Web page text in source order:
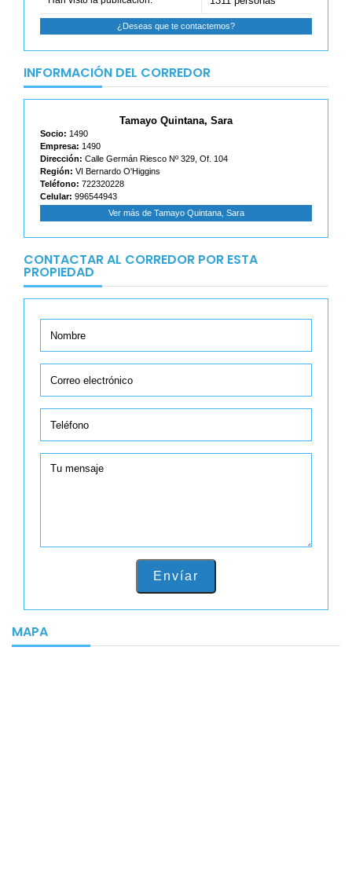
¿Deseas que te contactemos?
INFORMACIÓN DEL CORREDOR
Tamayo Quintana, Sara
Socio: 1490
Empresa: 1490
Dirección: Calle Germán Riesco Nº 329, Of. 104
Región: VI Bernardo O'Higgins
Teléfono: 722320228
Celular: 996544943
Ver más de Tamayo Quintana, Sara
CONTACTAR AL CORREDOR POR ESTA
PROPIEDAD
Envíar
MAPA